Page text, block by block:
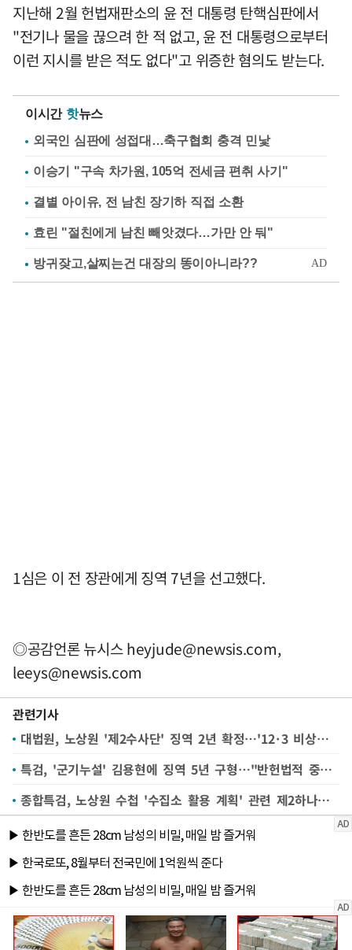
지난해 2월 헌법재판소의 윤 전 대통령 탄핵심판에서
"전기나 물을 끊으려 한 적 없고, 윤 전 대통령으로부터
이런 지시를 받은 적도 없다"고 위증한 혐의도 받는다.
이시간 핫뉴스
외국인 심판에 성접대…축구협회 충격 민낯
이승기 "구속 차가원, 105억 전세금 편취 사기"
결별 아이유, 전 남친 장기하 직접 소환
효린 "절친에게 남친 빼앗겼다…가만 안 둬"
1심은 이 전 장관에게 징역 7년을 선고했다.
◎공감언론 뉴시스heyjude@newsis.com,
leeys@newsis.com
관련기사
대법원, 노상원 '제2수사단' 징역 2년 확정…'12·3 비상계엄' 첫 판단
특검, '군기누설' 김용현에 징역 5년 구형…"반헌법적 중대 범행"
종합특검, 노상원 수첩 '수집소 활용 계획' 관련 제2하나원 현장검증